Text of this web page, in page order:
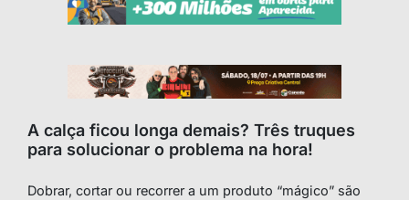
A calça ficou longa demais? Três truques
para solucionar o problema na hora!
Dobrar, cortar ou recorrer a um produto “mágico” são